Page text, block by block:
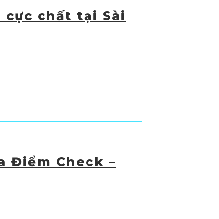
cực chất tại Sài
Điểm Check –